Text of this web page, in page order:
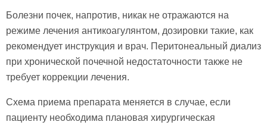
Болезни почек, напротив, никак не отражаются на
режиме лечения антикоагулянтом, дозировки такие, как
рекомендует инструкция и врач. Перитонеальный диализ
при хронической почечной недостаточности также не
требует коррекции лечения.
Схема приема препарата меняется в случае, если
пациенту необходима плановая хирургическая